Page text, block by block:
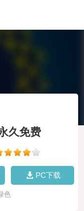
久免费
PC下载
色